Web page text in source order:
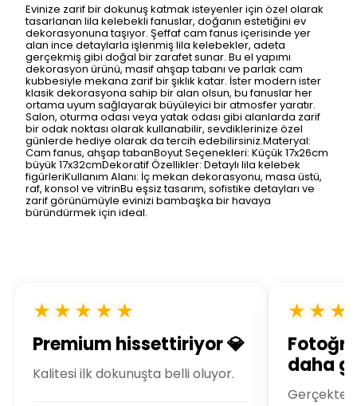
Evinize zarif bir dokunuş katmak isteyenler için özel olarak
tasarlanan lila kelebekli fanuslar, doğanın estetiğini ev
dekorasyonuna taşıyor. Şeffaf cam fanus içerisinde yer
alan ince detaylarla işlenmiş lila kelebekler, adeta
gerçekmiş gibi doğal bir zarafet sunar. Bu el yapımı
dekorasyon ürünü, masif ahşap tabanı ve parlak cam
kubbesiyle mekana zarif bir şıklık katar. İster modern ister
klasik dekorasyona sahip bir alan olsun, bu fanuslar her
ortama uyum sağlayarak büyüleyici bir atmosfer yaratır.
Salon, oturma odası veya yatak odası gibi alanlarda zarif
bir odak noktası olarak kullanabilir, sevdiklerinize özel
günlerde hediye olarak da tercih edebilirsiniz.Materyal:
Cam fanus, ahşap tabanBoyut Seçenekleri: Küçük 17x26cm
büyük 17x32cmDekoratif Özellikler: Detaylı lila kelebek
figürleriKullanım Alanı: İç mekan dekorasyonu, masa üstü,
raf, konsol ve vitrinBu eşsiz tasarım, sofistike detayları ve
zarif görünümüyle evinizi bambaşka bir havaya
büründürmek için ideal.
★★★★★
Premium hissettiriyor 💎
Kalitesi ilk dokunuşta belli oluyor.
daha
Gerçekte